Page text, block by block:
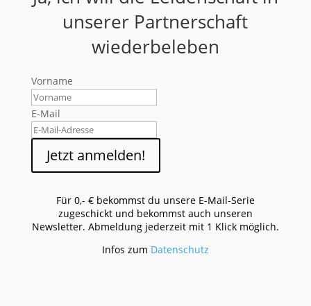
unserer Partnerschaft
wiederbeleben
Vorname
E-Mail
Jetzt anmelden!
Für 0,- € bekommst du unsere E-Mail-Serie
zugeschickt und bekommst auch unseren
Newsletter. Abmeldung jederzeit mit 1 Klick möglich.
Infos zum Datenschutz